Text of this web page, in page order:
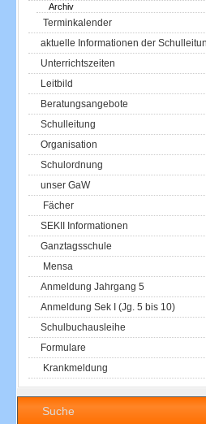
Archiv
Terminkalender
aktuelle Informationen der
Unterrichtszeiten
Leitbild
Beratungsangebote
Schulleitung
Organisation
Schulordnung
unser GaW
Fächer
SEKII Informationen
Ganztagsschule
Mensa
Anmeldung Jahrgang 5
Anmeldung Sek I (Jg. 5 bis 10)
Schulbuchausleihe
Formulare
Krankmeldung
Suche